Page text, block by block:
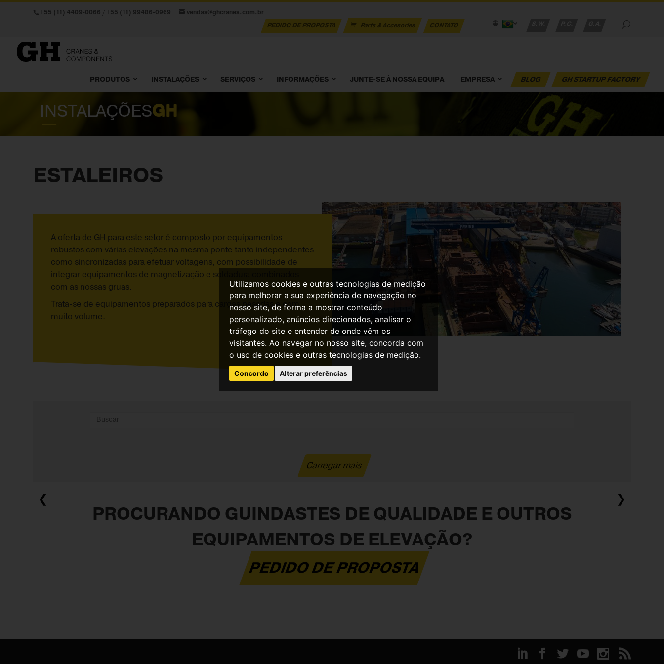
Utilizamos cookies e outras tecnologias de medição
para melhorar a sua experiência de navegação no
nosso site, de forma a mostrar conteúdo
personalizado, anúncios direcionados, analisar o
tráfego do site e entender de onde vêm os
visitantes. Ao navegar no nosso site, concorda com
o uso de cookies e outras tecnologias de medição.
Concordo Alterar preferências
+55 (11) 4409-0066 / +55 (11) 99486-0969
vendas@ghcranes.com.br
PEDIDO DE PROPOSTA
Parts & Accesories CONTATO
PRODUTOS INSTALAÇÕES SERVIÇOS INFORMAÇÕES JUNTE-SE À NOSSA EQUIPA EMPRESA BLOG GH STARTUP FACTORY
INSTALAÇÕESGH
ESTALEIROS
A oferta de GH para este setor é composto por equipamentos
robustos com várias elevações na mesma ponte tanto independentes
como sincronizadas para efetuar voltagens, com possibilidade de
integrar equipamentos de magnetização e soldadura combinados
com as nossas gruas.
Trata-se de equipamentos preparados para cargas pesadas e com
muito volume.
❮ ❯
Carregar mais
PROCURANDO GUINDASTES DE QUALIDADE E OUTROS
EQUIPAMENTOS DE ELEVAÇÃO?
PEDIDO DE PROPOSTA